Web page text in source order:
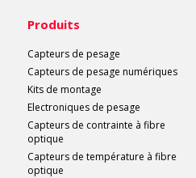
Produits
Capteurs de pesage
Capteurs de pesage numériques
Kits de montage
Electroniques de pesage
Capteurs de contrainte à fibre
optique
Capteurs de température à fibre
optique